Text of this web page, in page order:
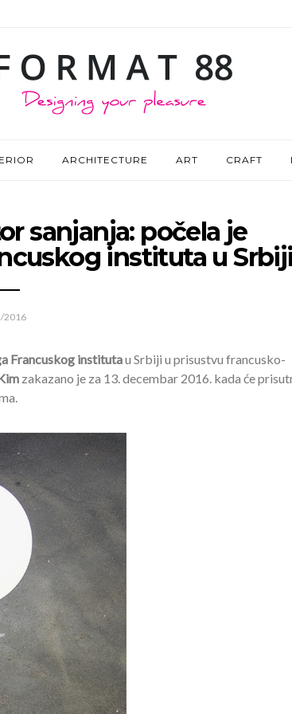
ARCHITECTURE ART CRAFT
sanjanja: počela je
instituta u
2016
Francuskog institutau Srbiji u prisustvu francusko-
zakazano je za 13. decembar 2016. kada će